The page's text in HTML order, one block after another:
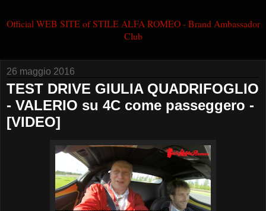
Official WEB SITE of STILE ALFA ROMEO - Brand Ambassador
Club
26 maggio 2016
TEST DRIVE GIULIA QUADRIFOGLIO
- VALERIO su 4C come passeggero -
[VIDEO]